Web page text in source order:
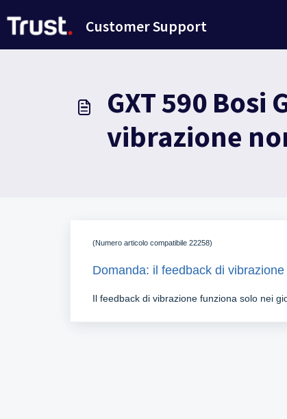
Customer Support
GXT 590
vibrazione
(Numero articolo compatibile 22258)
Domanda: il feedback di
Il feedback di vibrazione funziona solo nei